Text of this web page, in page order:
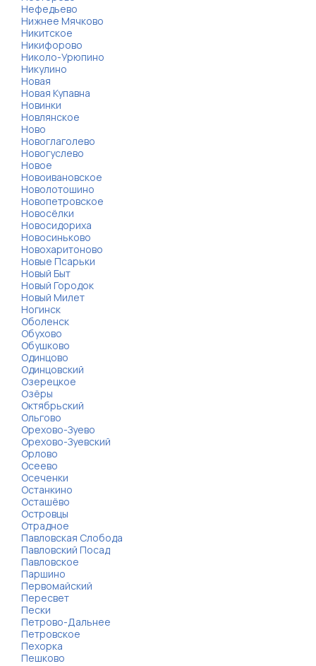
Нефедьево
Нижнее Мячково
Никитское
Никифорово
Николо-Урюпино
Никулино
Новая
Новая Купавна
Новинки
Новлянское
Ново
Новоглаголево
Новогуслево
Новое
Новоивановское
Новолотошино
Новопетровское
Новосёлки
Новосидориха
Новосиньково
Новохаритоново
Новые Псарьки
Новый Быт
Новый Городок
Новый Милет
Ногинск
Оболенск
Обухово
Обушково
Одинцово
Одинцовский
Озерецкое
Озёры
Октябрьский
Ольгово
Орехово-Зуево
Орехово-Зуевский
Орлово
Осеево
Осеченки
Останкино
Осташёво
Островцы
Отрадное
Павловская Слобода
Павловский Посад
Павловское
Паршино
Первомайский
Пересвет
Пески
Петрово-Дальнее
Петровское
Пехорка
Пешково